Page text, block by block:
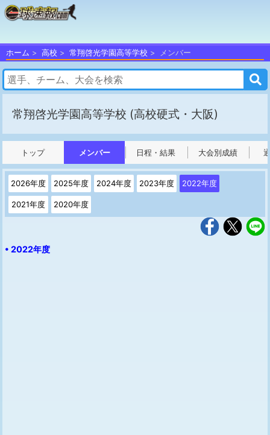
ホーム 高校 常翔啓光学園高等学校 メンバー
常翔啓光学園高等学校 (高校硬式・大阪)
トップ メンバー 日程・結果 大会別成績
2026年度 2025年度 2024年度 2023年度 2022年度
2021年度 2020年度
• 2022年度